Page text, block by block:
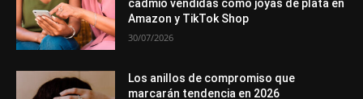
cadmio vendidas como joyas de plata en
Amazon y TikTok Shop
30/07/2026
Los anillos de compromiso que
marcarán tendencia en 2026